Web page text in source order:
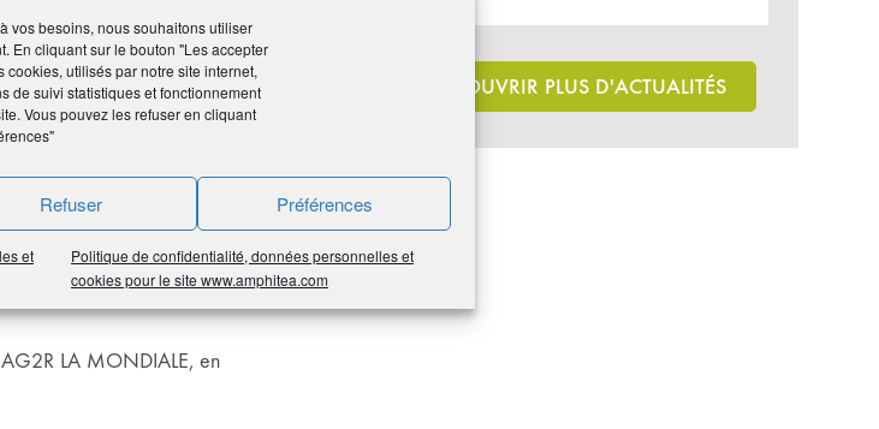
vos besoins, nous souhaitons utiliser
En cliquant sur le bouton "Les accepter
cookies, utilisés par notre site internet,
de suivi statistiques et fonctionnement
Vous pouvez les refuser en cliquant
Refuser Préférences
et
Politique de confidentialité, données personnelles et
cookies pour le site www.amphitea.com
qui fait aussi partie de
beaucoup.
destinations préférées, il y a le
à La Réunion, à l’île
J’aime comprendre les
LA MONDIALE, en
DÉCOUVRIR PLUS D'ACTUALITÉS